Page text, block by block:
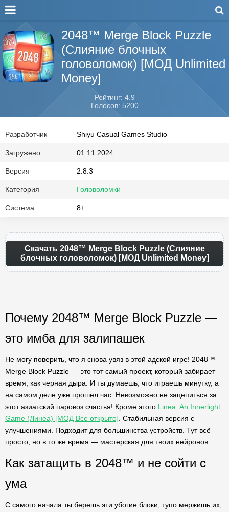
2048™ Merge Block Puzzle
(Слияние блочных
головоломок) [МОД Unlimited
Money]
Рейтинг: 4.9
Голосов: 5200
Разработчик Shiyu Casual Games Studio
Загружено 01.11.2024
Версия 2.8.3
Категория Головоломки
Система 8+
Скачать 2048™ Merge Block Puzzle (Слияние
блочных головоломок) [МОД Unlimited Money]
Почему 2048™ Merge Block Puzzle —
это имба для залипашек
Не могу поверить, что я снова увяз в этой адской игре! 2048™
Merge Block Puzzle — это тот самый проект, который забирает
время, как черная дыра. И ты думаешь, что играешь минутку, а
на самом деле уже прошел час. Невозможно не зацепиться за
этот азиатский паровоз счастья! Кроме этого Linea: An Innerlight
Game (Линеа) [МОД Все открыто] . Стабильная версия с
улучшениями. Подходит для большинства устройств. Тут всё
просто, но в то же время — мастерская для твоих нейронов.
Как затащить в 2048™ и не сойти с
ума
С самого начала ты берешь эти убогие блоки, тупо мержишь их,